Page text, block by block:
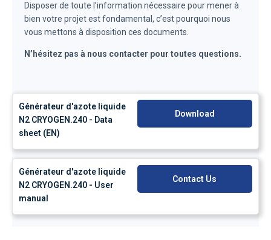
Disposer de toute l’information nécessaire pour mener à
bien votre projet est fondamental, c’est pourquoi nous
vous mettons à disposition ces documents.
N’hésitez pas à nous contacter pour toutes questions.
Générateur d'azote liquide
N2 CRYOGEN.240 - Data
sheet (EN)
Download
Générateur d'azote liquide
N2 CRYOGEN.240 - User
manual
Contact Us